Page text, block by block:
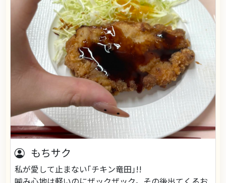
もちサク
私が愛して止まない｢チキン竜田｣!!